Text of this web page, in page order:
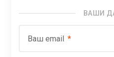
ВАШИ
Ваш email